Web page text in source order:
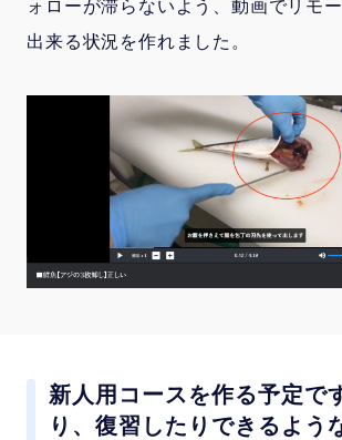
ォローが滞らないよう、動画でリモ
出来る状況を作れました。
新人用コースを作る予定で
り、復習したりできるよう